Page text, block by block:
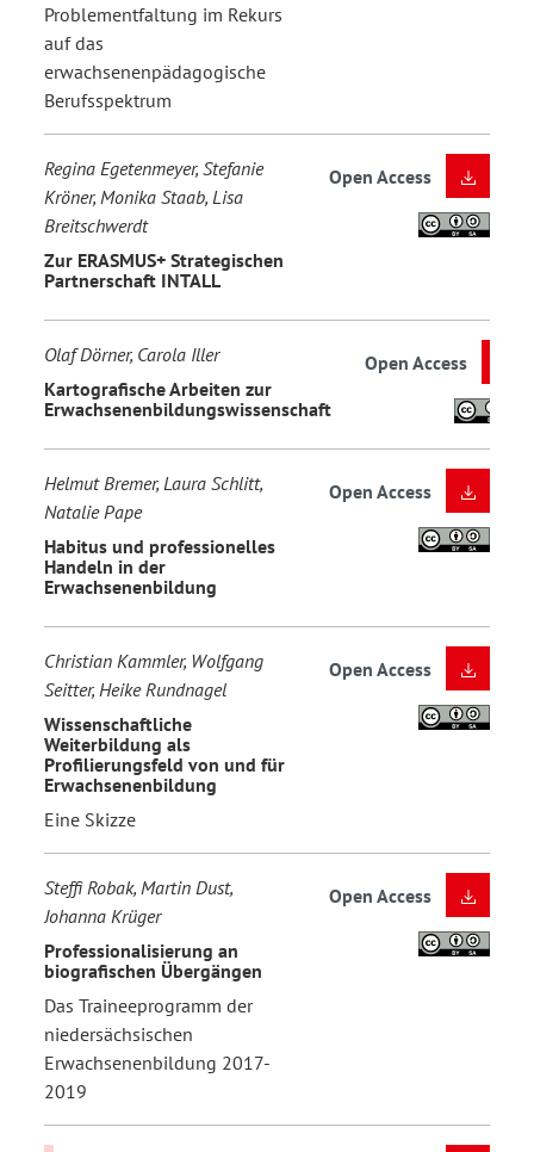
Problementfaltung im Rekurs
auf das
erwachsenenpädagogische
Berufsspektrum
Regina Egetenmeyer, Stefanie
Kröner, Monika Staab, Lisa
Breitschwerdt
Zur ERASMUS+ Strategischen
Partnerschaft INTALL
Open Access
Olaf Dörner, Carola Iller
Kartografische Arbeiten zur
Erwachsenenbildungswissenschaft
Open Access
Helmut Bremer, Laura Schlitt,
Natalie Pape
Habitus und professionelles
Handeln in der
Erwachsenenbildung
Open Access
Christian Kammler, Wolfgang
Seitter, Heike Rundnagel
Wissenschaftliche
Weiterbildung als
Profilierungsfeld von und für
Erwachsenenbildung
Eine Skizze
Open Access
Steffi Robak, Martin Dust,
Johanna Krüger
Professionalisierung an
biografischen Übergängen
Das Traineeprogramm der
niedersächsischen
Erwachsenenbildung 2017-
2019
Open Access